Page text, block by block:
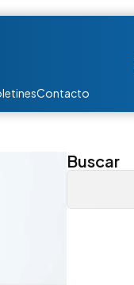
Contacto
Buscar